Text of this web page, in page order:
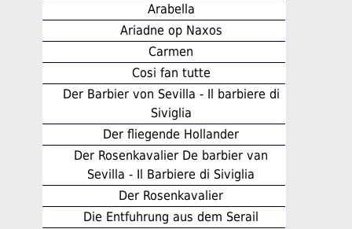
Arabella
Ariadne op Naxos
Carmen
Cosi fan tutte
Der Barbier von Sevilla - Il barbiere di
Siviglia
Der fliegende Hollander
Der Rosenkavalier De barbier van
Sevilla - Il Barbiere di Siviglia
Der Rosenkavalier
Die Entfuhrung aus dem Serail